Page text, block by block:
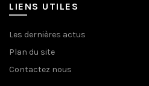
LIENS UTILES
Les dernières actus
Plan du site
Contactez nous